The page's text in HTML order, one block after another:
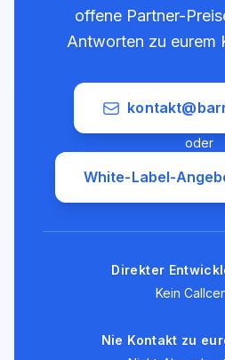
offene Partner-
Antworten zu eurem
oder
White-Label-
Direkter
Kein
Nie Kontakt zu